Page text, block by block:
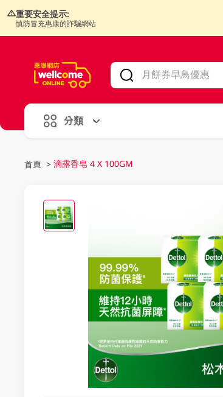
重要安全提示:
慎防冒充惠康的詐騙網站
分類
首頁 > 滴露香皂 4 X 100GM